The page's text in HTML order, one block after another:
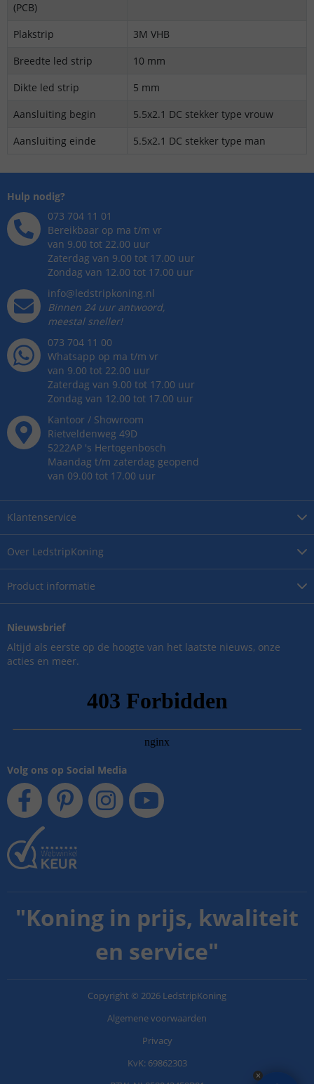
(PCB)
Plakstrip
3M VHB
Breedte led strip
10 mm
Dikte led strip
5 mm
Aansluiting begin
5.5x2.1 DC stekker type vrouw
Aansluiting einde
5.5x2.1 DC stekker type man
Over LedstripKoning
Product informatie
Klantenservice
Hulp nodig?
073 704 11 01
Bereikbaar op ma t/m vr
van 9.00 tot 22.00 uur
Zaterdag van 9.00 tot 17.00 uur
Zondag van 12.00 tot 17.00 uur
info@ledstripkoning.nl
Binnen 24 uur antwoord,
meestal sneller!
073 704 11 00
Whatsapp op ma t/m vr
van 9.00 tot 22.00 uur
Zaterdag van 9.00 tot 17.00 uur
Zondag van 12.00 tot 17.00 uur
Kantoor / Showroom
Rietveldenweg 49D
5222AP 's Hertogenbosch
Maandag t/m zaterdag geopend
van 09.00 tot 17.00 uur
Nieuwsbrief
Altijd als eerste op de hoogte van het laatste nieuws, onze
acties en meer.
Volg ons op Social Media
"Koning in prijs, kwaliteit
en service"
Copyright © 2026 LedstripKoning
Algemene voorwaarden
Privacy
KvK: 69862303